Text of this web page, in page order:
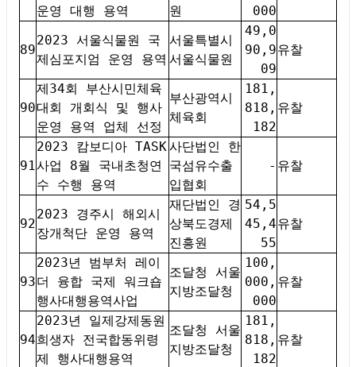
운영 대행 용역
원
000
89
2023 서울식물원 국
제심포지엄 운영 용역
서울특별시
서울식물원
49,0
90,9
09
유찰
90
제34회 부산시민체육
대회 개회식 및 행사
운영 용역 업체 선정
부산광역시
체육회
181,
818,
182
유찰
91
2023 캄보디아 TASK
사업 8월 국내초청연
수 수행 용역
사단법인 한
국섬유수출
입협회
- 유찰
92
2023 경주시 해외시
장개척단 운영 용역
재단법인 경
상북도경제
진흥원
54,5
45,4
55
유찰
93
2023년 범부처 레이
더 융합 국제 워크숍
행사대행용역사업
조달청 서울
지방조달청
100,
000,
000
유찰
94
2023년 일제강제동원
희생자 전국합동위령
제 행사대행용역
조달청 서울
지방조달청
181,
818,
182
유찰